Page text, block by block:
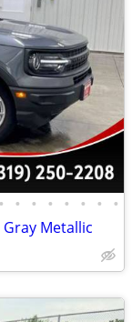
• • • • • • • •
Metallic